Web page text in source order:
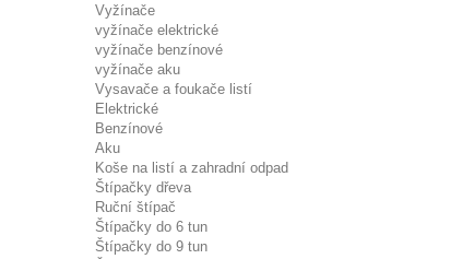
Vyžínače
vyžínače elektrické
vyžínače benzínové
vyžínače aku
Vysavače a foukače listí
Elektrické
Benzínové
Aku
Koše na listí a zahradní odpad
Štípačky dřeva
Ruční štípač
Štípačky do 6 tun
Štípačky do 9 tun